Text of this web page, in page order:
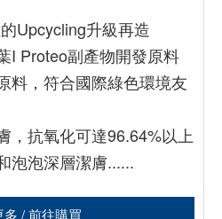
Upcycling升級再造
I Proteo副產物開發原料
料，符合國際綠色環境友
，抗氧化可達96.64%以上
泡泡深層潔膚......
多 / 前往購買